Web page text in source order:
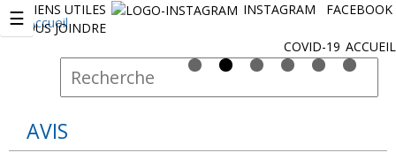
Jump to navigation
☰ FACEBOOK
INSTAGRAM
LIENS UTILES
NOUS JOINDRE
ACCUEIL
COVID-19
o
r
m
h
e
AVIS